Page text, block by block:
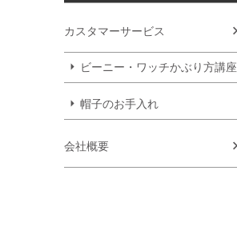
カスタマーサービス
ビーニー・ワッチかぶり方講座
帽子のお手入れ
会社概要